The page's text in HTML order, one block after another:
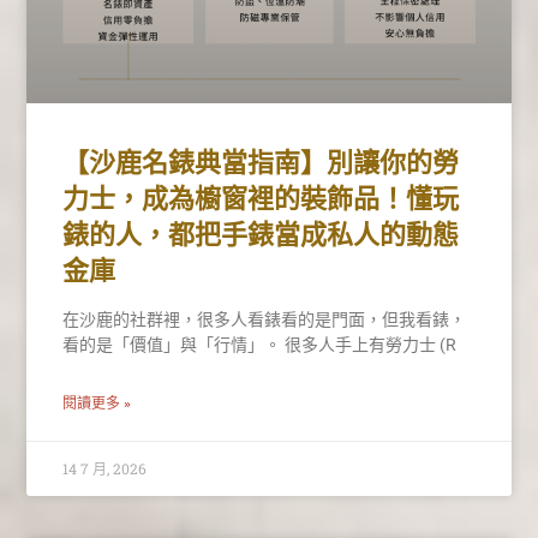
【沙鹿名錶典當指南】別讓你的勞
力士，成為櫥窗裡的裝飾品！懂玩
錶的人，都把手錶當成私人的動態
金庫
在沙鹿的社群裡，很多人看錶看的是門面，但我看錶，
看的是「價值」與「行情」。 很多人手上有勞力士 (R
閱讀更多 »
14 7 月, 2026